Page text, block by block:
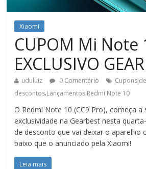
Xiaomi
CUPOM Mi Note
EXCLUSIVO
uduluiz 0 Comentário
Cupons de
descontos.Lançamentos.Redmi Note 10
O Redmi Note 10 (CC9 Pro), começa a
exclusividade na Gearbest nesta
de desconto que vai deixar o aparelho
baixo que o anunciado pela Xiaomi!
Leia mais